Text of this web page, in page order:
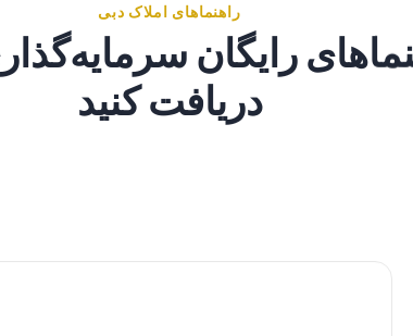
راهنماهای املاک دبی
رایگان
دریافت کنید